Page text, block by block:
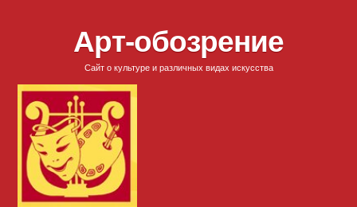
Арт-обозрение
Сайт о культуре и различных видах искусства